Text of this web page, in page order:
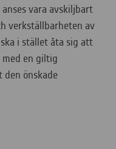
vara avskiljbart
verkställbarheten av
i stället åta sig att
en giltig
den önskade